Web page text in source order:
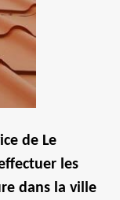
de Le
les
dans la ville